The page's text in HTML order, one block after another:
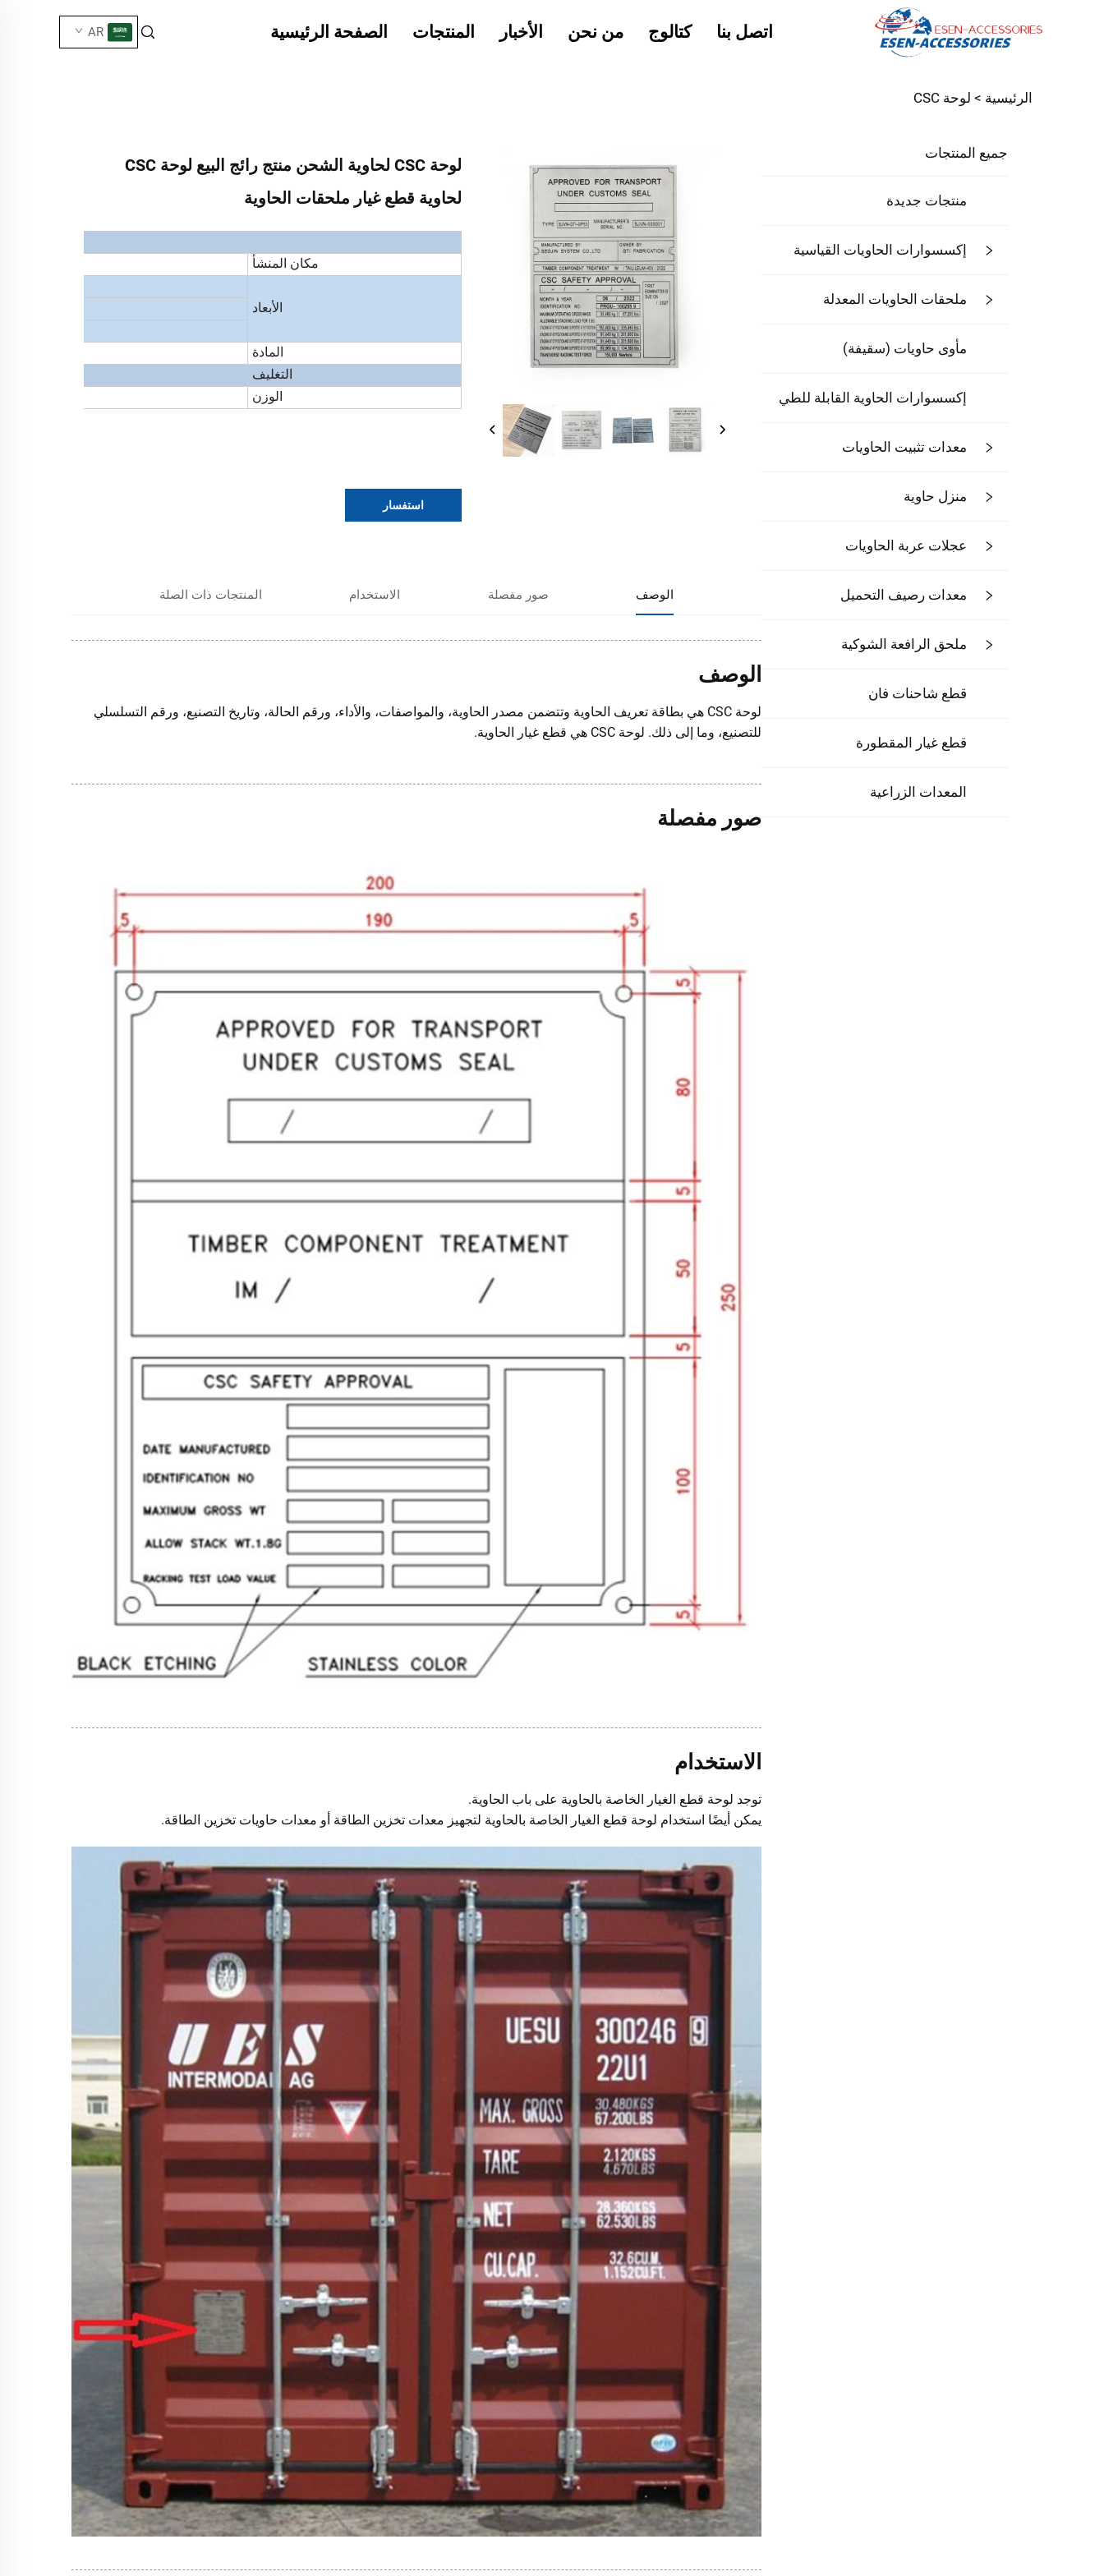
الصفحة الرئيسية المنتجات الأخبار من نحن كتالوج اتصل بنا AR
الرئيسية > لوحة CSC
جميع المنتجات
منتجات جديدة
إكسسوارات الحاويات القياسية
ملحقات الحاويات المعدلة
مأوى حاويات (سقيفة)
إكسسوارات الحاوية القابلة للطي
معدات تثبيت الحاويات
منزل حاوية
عجلات عربة الحاويات
معدات رصيف التحميل
ملحق الرافعة الشوكية
قطع شاحنات فان
قطع غيار المقطورة
المعدات الزراعية
لوحة CSC لحاوية الشحن منتج رائج البيع لوحة CSC
لحاوية قطع غيار ملحقات الحاوية
مكان المنشأ
الأبعاد
المادة
التغليف
الوزن
استفسار
الوصف صور مفصلة الاستخدام المنتجات ذات الصلة
الوصف
لوحة CSC هي بطاقة تعريف الحاوية وتتضمن مصدر الحاوية، والمواصفات، والأداء، ورقم الحالة، وتاريخ التصنيع، ورقم التسلسلي
للتصنيع، وما إلى ذلك. لوحة CSC هي قطع غيار الحاوية.
صور مفصلة
الاستخدام
توجد لوحة قطع الغيار الخاصة بالحاوية على باب الحاوية.
يمكن أيضًا استخدام لوحة قطع الغيار الخاصة بالحاوية لتجهيز معدات تخزين الطاقة أو معدات حاويات تخزين الطاقة.